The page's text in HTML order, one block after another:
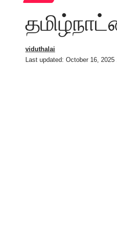
Last updated: October 16, 2025
viduthalai